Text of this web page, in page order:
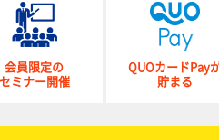
会員限定の
セミナー開催
QUOカードPay
貯まる